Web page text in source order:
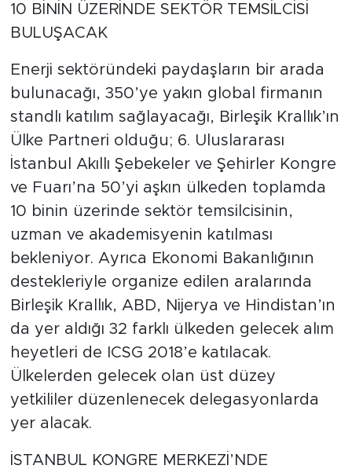
10 BİNİN ÜZERİNDE SEKTÖR TEMSİLCİSİ
BULUŞACAK
Enerji sektöründeki paydaşların bir arada
bulunacağı, 350’ye yakın global firmanın
standlı katılım sağlayacağı, Birleşik Krallık’ın
Ülke Partneri olduğu; 6. Uluslararası
İstanbul Akıllı Şebekeler ve Şehirler Kongre
ve Fuarı’na 50’yi aşkın ülkeden toplamda
10 binin üzerinde sektör temsilcisinin,
uzman ve akademisyenin katılması
bekleniyor. Ayrıca Ekonomi Bakanlığının
destekleriyle organize edilen aralarında
Birleşik Krallık, ABD, Nijerya ve Hindistan’ın
da yer aldığı 32 farklı ülkeden gelecek alım
heyetleri de ICSG 2018’e katılacak.
Ülkelerden gelecek olan üst düzey
yetkililer düzenlenecek delegasyonlarda
yer alacak.
İSTANBUL KONGRE MERKEZİ’NDE